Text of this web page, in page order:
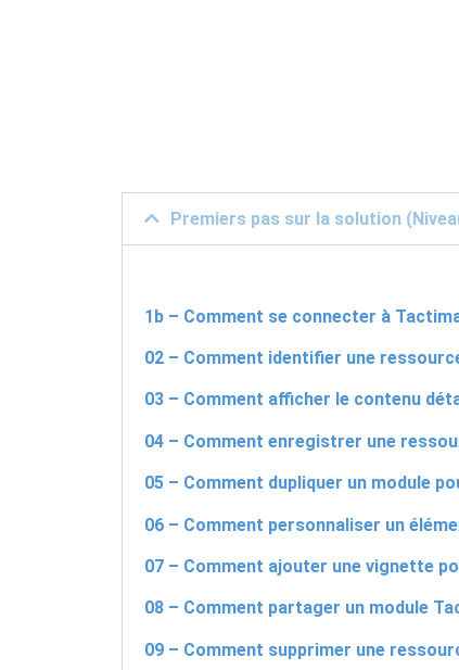
Premiers pas sur la solution
1b – Comment se connecter à
02 – Comment identifier une
03 – Comment afficher le contenu
04 – Comment enregistrer une
05 – Comment dupliquer un module
06 – Comment personnaliser un
07 – Comment ajouter une vignette
08 – Comment partager un module
09 – Comment supprimer une